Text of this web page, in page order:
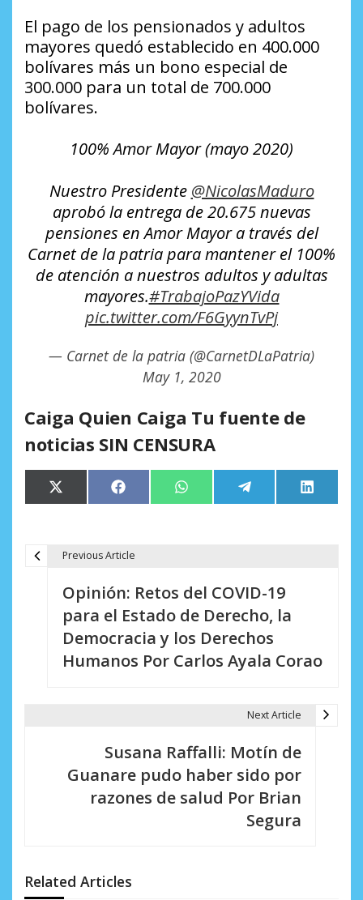
El pago de los pensionados y adultos
mayores quedó establecido en 400.000
bolívares más un bono especial de
300.000 para un total de 700.000
bolívares.
100% Amor Mayor (mayo 2020)
Nuestro Presidente @NicolasMaduro
aprobó la entrega de 20.675 nuevas
pensiones en Amor Mayor a través del
Carnet de la patria para mantener el 100%
de atención a nuestros adultos y adultas
mayores.#TrabajoPazYVida
pic.twitter.com/F6GyynTvPj
— Carnet de la patria (@CarnetDLaPatria)
May 1, 2020
Caiga Quien Caiga Tu fuente de
noticias SIN CENSURA
Compartir
en
X
(Twitter)
Compartir
en
Facebook Compartir
en
WhatsApp Compartir
en
Telegram
en
LinkedIn
e
Previous Article
Opinión: Retos del COVID-19
para el Estado de Derecho, la
Democracia y los Derechos
Humanos Por Carlos Ayala Corao
Next Article
Susana Raffalli: Motín de
Guanare pudo haber sido por
razones de salud Por Brian
Segura
Related Articles